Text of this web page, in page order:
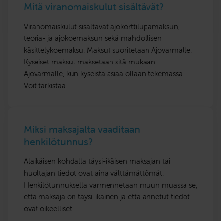
Mitä viranomaiskulut sisältävät?
Viranomaiskulut sisältävät ajokorttilupamaksun,
teoria- ja ajokoemaksun sekä mahdollisen
käsittelykoemaksu. Maksut suoritetaan Ajovarmalle.
Kyseiset maksut maksetaan sitä mukaan
Ajovarmalle, kun kyseistä asiaa ollaan tekemässä.
Voit tarkistaa…
Miksi maksajalta vaaditaan
henkilötunnus?
Alaikäisen kohdalla täysi-ikäisen maksajan tai
huoltajan tiedot ovat aina välttämättömät.
Henkilötunnuksella varmennetaan muun muassa se,
että maksaja on täysi-ikäinen ja että annetut tiedot
ovat oikeelliset.…